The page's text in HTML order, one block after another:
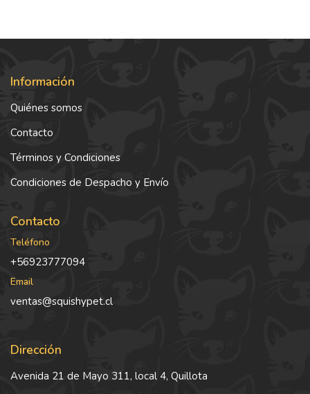
Información
Quiénes somos
Contacto
Términos y Condiciones
Condiciones de Despacho y Envío
Contacto
Teléfono
+56923777094
Email
ventas@squishypet.cl
Dirección
Avenida 21 de Mayo 311, local 4, Quillota